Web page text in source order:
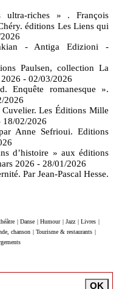
ultra-riches » . François
éditions Les Liens qui
- Antiga Edizioni
-
Paulsen, collection La
- 02/03/2026
Enquête romanesque ».
2026
Les Éditions Mille
18/02/2026
Anne Sefrioui. Editions
d’histoire » aux éditions
2026 - 28/01/2026
Par Jean-Pascal Hesse.
Danse Humour Jazz Livres
chanson Tourisme & restaurants